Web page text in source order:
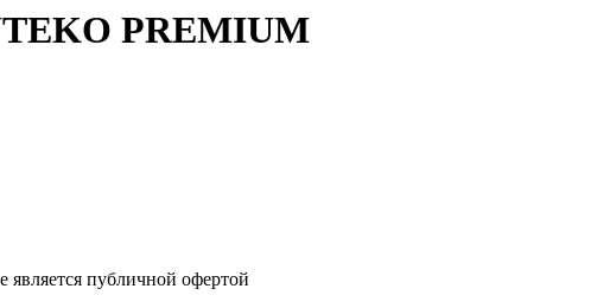
PREMIUM
публичной офертой